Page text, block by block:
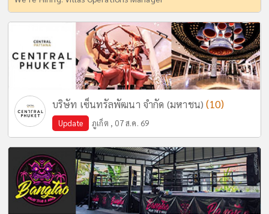
บริษัท เซ็นทรัลพัฒนา จำกัด (มหาชน)(10)
Update ภูเก็ต , 07 ส.ค. 69